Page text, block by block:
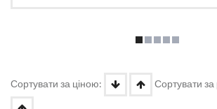
Сортувати за ціною: Сортувати